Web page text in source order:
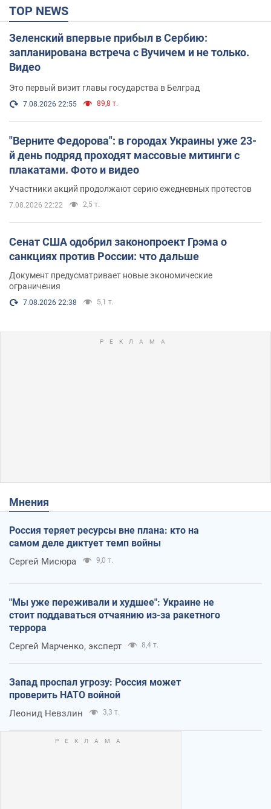
TOP NEWS
Зеленский впервые прибыл в Сербию:
запланирована встреча с Вучичем и не только.
Видео
Это первый визит главы государства в Белград
7.08.2026 22:55 89,8 т.
"Верните Федорова": в городах Украины уже 23-
й день подряд проходят массовые митинги с
плакатами. Фото и видео
Участники акций продолжают серию ежедневных протестов
7.08.2026 22:22 2,5 т.
Сенат США одобрил законопроект Грэма о
санкциях против России: что дальше
Документ предусматривает новые экономические
ограничения
7.08.2026 22:38 5,1 т.
Мнения
Россия теряет ресурсы вне плана: кто на
самом деле диктует темп войны
Сергей Мисюра 9,0 т.
"Мы уже переживали и худшее": Украине не
стоит поддаваться отчаянию из-за ракетного
террора
Сергей Марченко, эксперт 8,4 т.
Запад проспал угрозу: Россия может
проверить НАТО войной
Леонид Невзлин 3,3 т.